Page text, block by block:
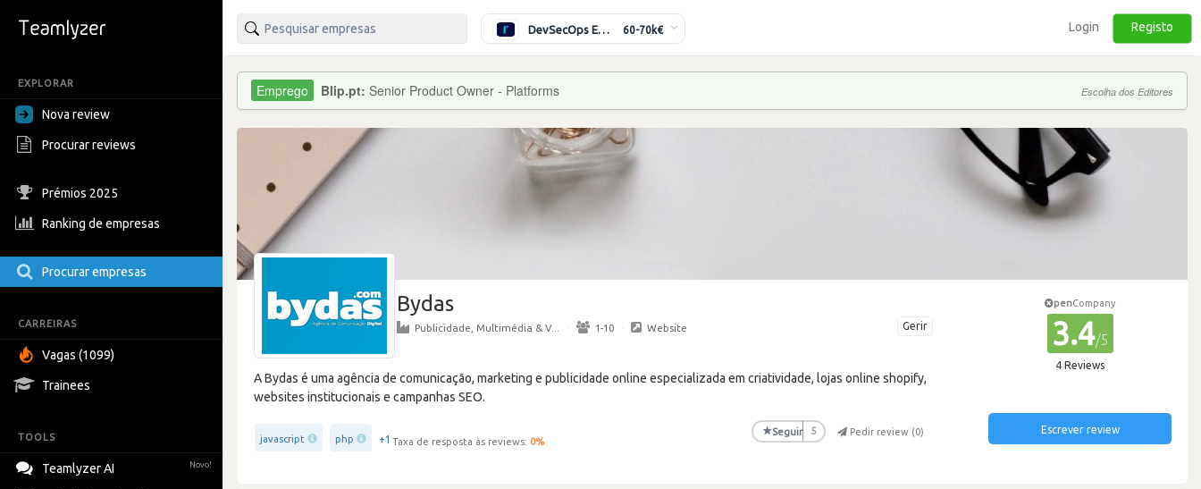
EXPLORAR
Nova review
Procurar reviews
Prémios 2025
Ranking de empresas
Procurar empresas
CARREIRAS
Vagas (1099)
Trainees
TOOLS
Teamlyzer AI Novo!
DevSecOps Engineer 60-70k€ Login Registo
Blip.pt: Senior Product Owner - Platforms Escolha dos Editores
Bydas
Gerir
Publicidade, Multimédia & V... · 1-10 · Website
A Bydas é uma agência de comunicação, marketing e publicidade online especializada em criatividade, lojas online shopify,
websites institucionais e campanhas SEO.
javascript php +1 Taxa de resposta às reviews: 0%
★Seguir 5 Pedir review (0)
penCompany
3.4/5
4 Reviews
Escrever review